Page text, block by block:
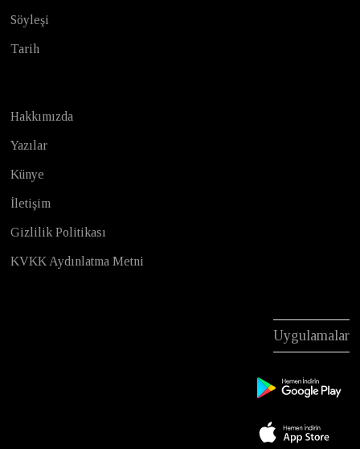
Söyleşi
Tarih
Hakkımızda
Yazılar
Künye
İletişim
Gizlilik Politikası
KVKK Aydınlatma Metni
Uygulamalar